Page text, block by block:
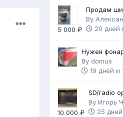
5 000 ₽
Продам
G91F 225/
By
20 дней
Нужен
рестайл 2
By domus
19 дней и
10 000 ₽
SD/radio
By Игорь
25